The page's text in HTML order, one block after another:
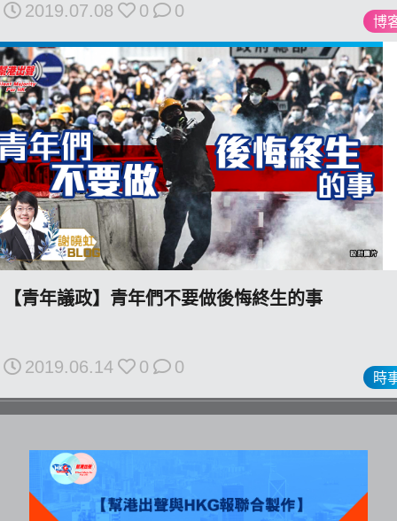
及
免
責
聲
明
©
2018
Silent
Majority
For
HK.
All
reserved.
博
2019.07.08 0 0
時
【青年議政】青年們不要做後悔終生的事
2019.06.14 0 0